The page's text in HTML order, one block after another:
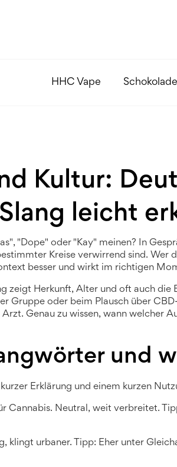
HHC Vape
Kultur:
leicht
"Dope" oder "Kay" meinen? In
Kreise verwirrend sind. Wer
besser und wirkt im richtigen
zeigt Herkunft, Alter und oft auch die
Gruppe oder beim Plausch über
Genau zu wissen, wann welcher
und
Erklärung und einem kurzen
Cannabis. Neutral, weit verbreitet.
klingt urbaner. Tipp: Eher unter